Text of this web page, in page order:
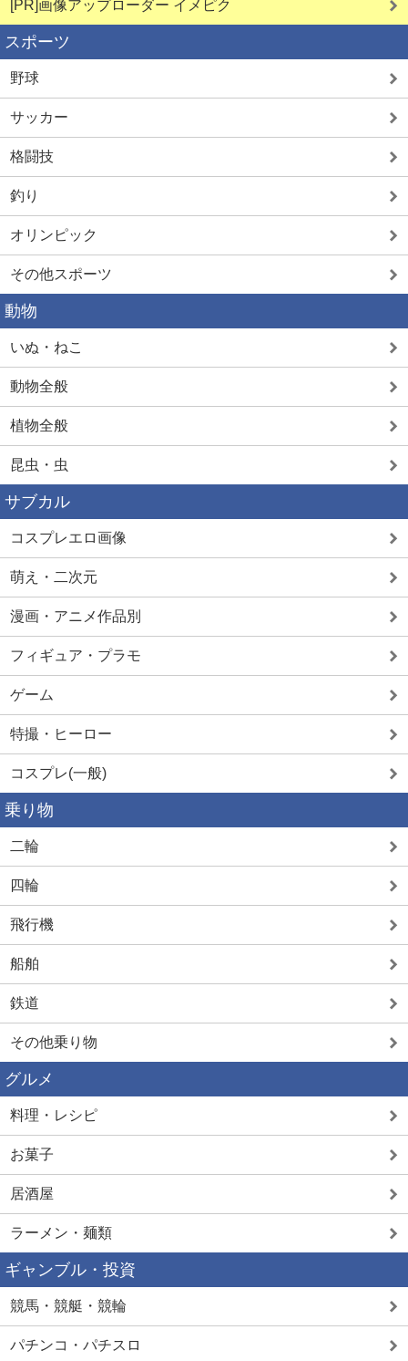
[PR]画像アップローダー イメピク
スポーツ
野球
サッカー
格闘技
釣り
オリンピック
その他スポーツ
動物
いぬ・ねこ
動物全般
植物全般
昆虫・虫
サブカル
コスプレエロ画像
萌え・二次元
漫画・アニメ作品別
フィギュア・プラモ
ゲーム
特撮・ヒーロー
コスプレ(一般)
乗り物
二輪
四輪
飛行機
船舶
鉄道
その他乗り物
グルメ
料理・レシピ
お菓子
居酒屋
ラーメン・麺類
ギャンブル・投資
競馬・競艇・競輪
パチンコ・パチスロ